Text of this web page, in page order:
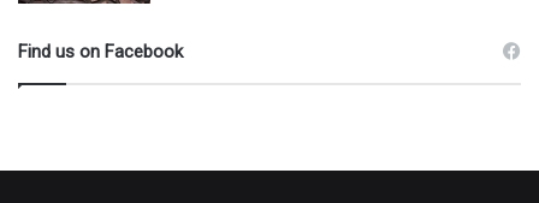
Find us on Facebook